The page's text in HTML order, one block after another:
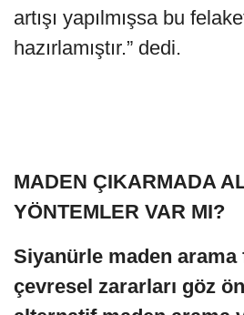
artışı yapılmışsa bu
hazırlamıştır.” dedi.
MADEN ÇIKARMADA
YÖNTEMLER VAR MI?
Siyanürle maden arama
çevresel zararları göz